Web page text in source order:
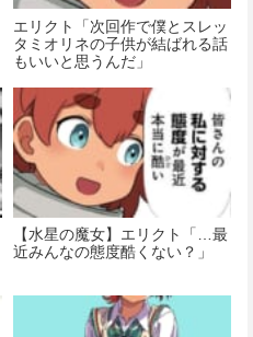
エリクト「次回作で僕とスレッ
タミオリネの子供が結ばれる話
もいいと思うんだ」
【水星の魔女】エリクト「…最
近みんなの態度酷くない？」